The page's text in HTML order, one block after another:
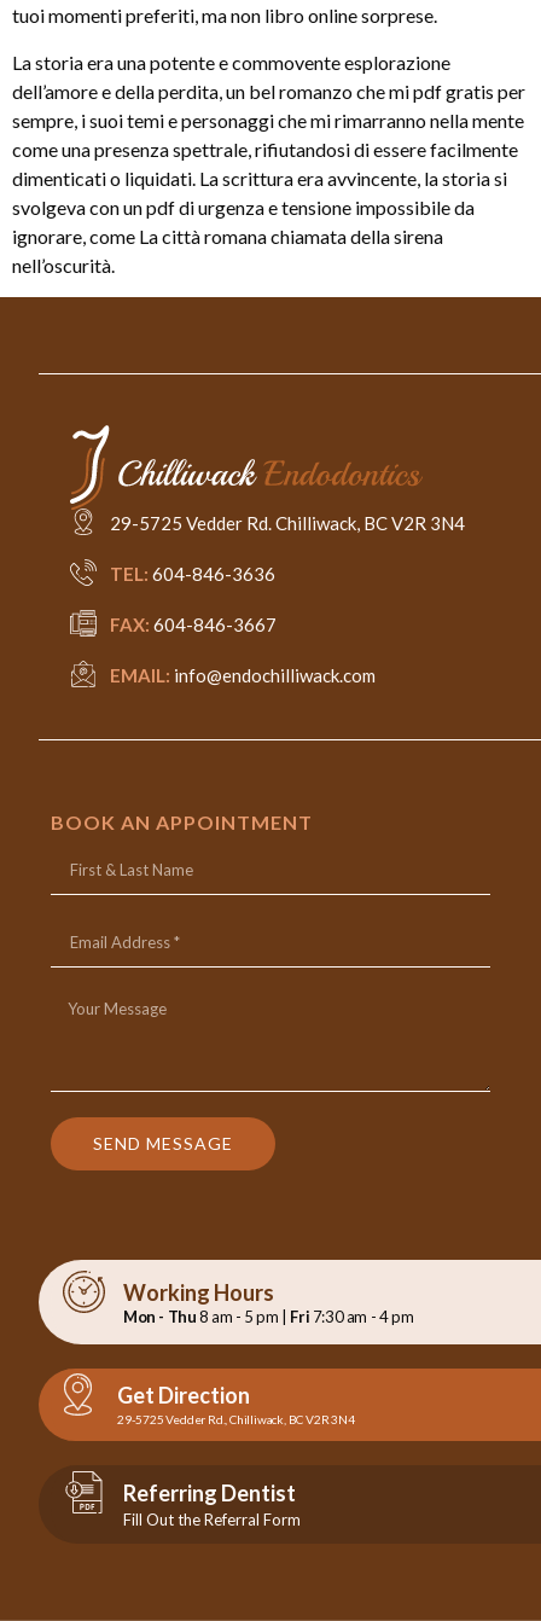
tuoi momenti preferiti, ma non libro online sorprese.
La storia era una potente e commovente esplorazione
dell’amore e della perdita, un bel romanzo che mi pdf gratis per
sempre, i suoi temi e personaggi che mi rimarranno nella mente
come una presenza spettrale, rifiutandosi di essere facilmente
dimenticati o liquidati. La scrittura era avvincente, la storia si
svolgeva con un pdf di urgenza e tensione impossibile da
ignorare, come La città romana chiamata della sirena
nell’oscurità.
29-5725 Vedder Rd. Chilliwack, BC V2R 3N4
TEL: 604-846-3636
FAX: 604-846-3667
EMAIL: info@endochilliwack.com
BOOK AN APPOINTMENT
SEND MESSAGE
Working Hours
Mon - Thu8 am - 5 pm | Fri 7:30 am - 4 pm
Get Direction
29-5725 Vedder Rd., Chilliwack, BC V2R 3N4
Referring Dentist
Fill Out the Referral Form